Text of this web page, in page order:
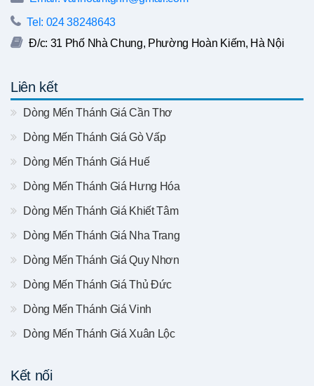
Tel: 024 38248643
Đ/c: 31 Phố Nhà Chung, Phường Hoàn Kiếm, Hà Nội
Liên kết
Dòng Mến Thánh Giá Cần Thơ
Dòng Mến Thánh Giá Gò Vấp
Dòng Mến Thánh Giá Huế
Dòng Mến Thánh Giá Hưng Hóa
Dòng Mến Thánh Giá Khiết Tâm
Dòng Mến Thánh Giá Nha Trang
Dòng Mến Thánh Giá Quy Nhơn
Dòng Mến Thánh Giá Thủ Đức
Dòng Mến Thánh Giá Vinh
Dòng Mến Thánh Giá Xuân Lộc
Kết nối